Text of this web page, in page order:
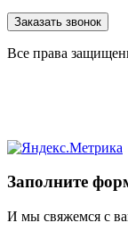
Заказать звонок
Все права
Заполните
И мы свяжемся с